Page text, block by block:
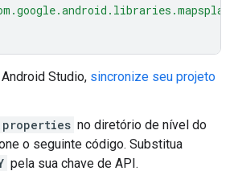
Studio, sincronize seu projeto
no diretório de nível do
o seguinte código. Substitua
pela sua chave de API.